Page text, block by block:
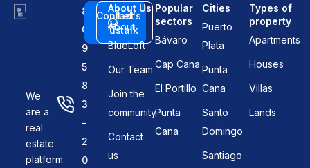
We
are a
real
estate
platform
8
0
9
5
8
3
-
2
0
Contact
us
Let's
talk
About Us
About
BlueLoft
Our Team
Join the
community
Contact
us
Popular
sectors
Bávaro
Cap Cana
El Portillo
Punta
Cana
Cities
Puerto
Plata
Punta
Cana
Santo
Domingo
Santiago
Types of
property
Apartments
Houses
Villas
Lands